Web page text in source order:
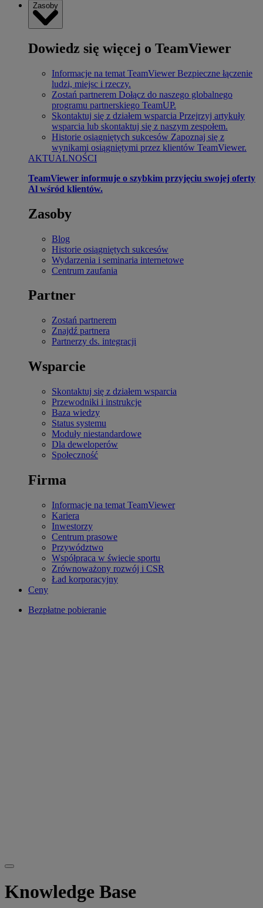
Zasoby
Dowiedz się więcej o TeamViewer
Informacje na temat TeamViewer Bezpieczne łączenie
ludzi, miejsc i rzeczy.
Zostań partnerem Dołącz do naszego globalnego
programu partnerskiego TeamUP.
Skontaktuj się z działem wsparcia Przejrzyj artykuły
wsparcia lub skontaktuj się z naszym zespołem.
Historie osiągniętych sukcesów Zapoznaj się z
wynikami osiągniętymi przez klientów TeamViewer.
AKTUALNOŚCI
TeamViewer informuje o szybkim przyjęciu swojej oferty
Al wśród klientów.
Zasoby
Blog
Historie osiągniętych sukcesów
Wydarzenia i seminaria internetowe
Centrum zaufania
Partner
Zostań partnerem
Znajdź partnera
Partnerzy ds. integracji
Wsparcie
Skontaktuj się z działem wsparcia
Przewodniki i instrukcje
Baza wiedzy
Status systemu
Moduły niestandardowe
Dla deweloperów
Społeczność
Firma
Informacje na temat TeamViewer
Kariera
Inwestorzy
Centrum prasowe
Przywództwo
Współpraca w świecie sportu
Zrównoważony rozwój i CSR
Ład korporacyjny
Ceny
Bezpłatne pobieranie
Knowledge Base